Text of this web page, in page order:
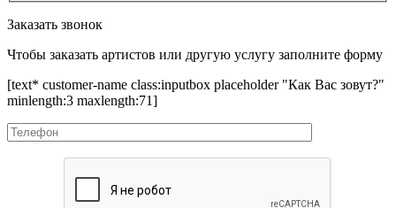
Заказать звонок
Чтобы заказать артистов или другую услугу заполните форму
[text* customer-name class:inputbox placeholder "Как Вас зовут?"
minlength:3 maxlength:71]